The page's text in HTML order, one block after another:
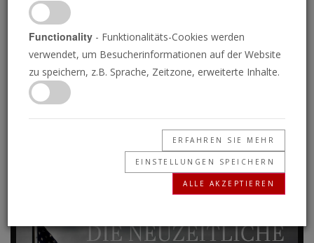
November 2024
08.11.2024 • 4 Minuten
Die Posaune liefert die Nachrichten von
morgen, heute! Verstehen Sie Ihre Welt.
Frühere Programme
Functionality - Funktionalitäts-Cookies werden
verwendet, um Besucherinformationen auf der Website
zu speichern, z.B. Sprache, Zeitzone, erweiterte Inhalte.
ERFAHREN SIE MEHR
EINSTELLUNGEN SPEICHERN
ALLE AKZEPTIEREN